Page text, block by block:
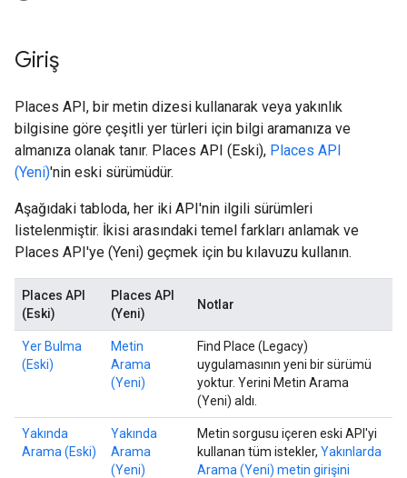
Giriş
Places API, bir metin dizesi kullanarak veya yakınlık
bilgisine göre çeşitli yer türleri için bilgi aramanıza ve
almanıza olanak tanır. Places API (Eski), Places API
(Yeni)'nin eski sürümüdür.
Aşağıdaki tabloda, her iki API'nin ilgili sürümleri
listelenmiştir. İkisi arasındaki temel farkları anlamak ve
Places API'ye (Yeni) geçmek için bu kılavuzu kullanın.
Places API
(Eski)
Places API
(Yeni)
Notlar
Yer Bulma
(Eski)
Metin
Arama
(Yeni)
Find Place (Legacy)
uygulamasının yeni bir sürümü
yoktur. Yerini Metin Arama
(Yeni) aldı.
Yakında
Arama (Eski)
Yakında
Arama
(Yeni)
Metin sorgusu içeren eski API'yi
kullanan tüm istekler, Yakınlarda
Arama (Yeni) metin girişini